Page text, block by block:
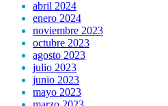
abril 2024
enero 2024
noviembre 2023
octubre 2023
agosto 2023
julio 2023
junio 2023
mayo 2023